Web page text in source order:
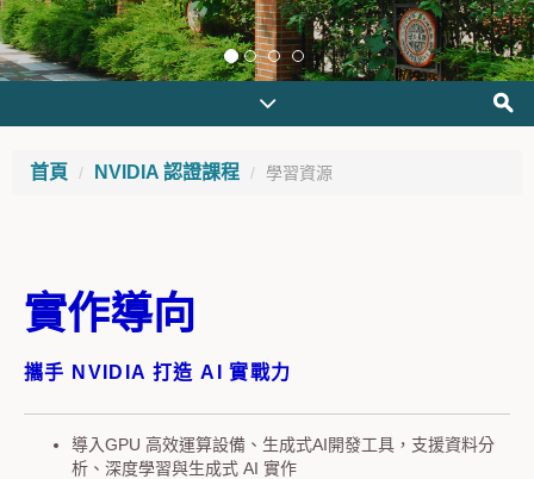
首頁 NVIDIA 認證課程 學習資源
實作導向
攜手 NVIDIA 打造 AI 實戰力
導入GPU 高效運算設備、生成式AI開發工具，支援資料分
析、深度學習與生成式 AI 實作